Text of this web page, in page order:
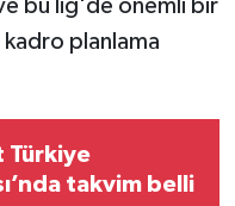
bu lig'de önemli bir
kadro planlama
Türkiye
takvim belli